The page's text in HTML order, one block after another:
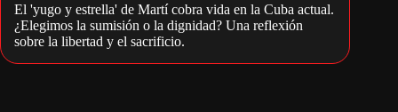
El 'yugo y estrella' de Martí cobra vida en la Cuba actual.
¿Elegimos la sumisión o la dignidad? Una reflexión
sobre la libertad y el sacrificio.